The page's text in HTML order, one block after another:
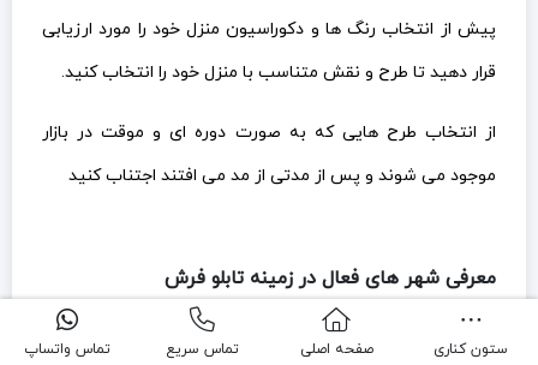
پیش از انتخاب رنگ ها و دکوراسیون منزل خود را مورد ارزیابی
قرار دهید تا طرح و نقش متناسب با منزل خود را انتخاب کنید.
از انتخاب طرح هایی که به صورت دوره ای و موقت در بازار
موجود می شوند و پس از مدتی از مد می افتند اجتناب کنید
معرفی شهر های فعال در زمینه تابلو فرش
تابلو فرش سردرودستون کناری صفحه اصلی تماس سریع تماس واتساپ